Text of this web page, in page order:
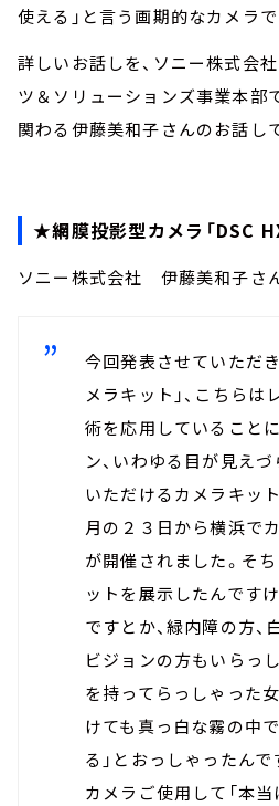
使える」と言う画期的なカメラで
詳しいお話しを、ソニー株式会
ツ＆ソリューションズ事業本部
関わる伊藤美和子さんのお話し
★網膜投影型カメラ「DSC
ソニー株式会社 伊藤美和子さ
今回発表させていただ
メラキット」、こちら
術を応用していること
ン、いわゆる目が見え
いただけるカメラキッ
月の２３日から横浜で
が開催されました。そ
ットを展示したんです
ですとか、緑内障の方
ビジョンの方もいらっ
を持ってらっしゃった
けても真っ白な霧の中
る」とおっしゃったん
カメラご使用して「本